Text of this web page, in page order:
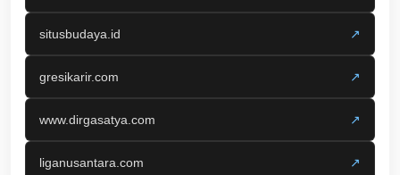
situsbudaya.id ↗
gresikarir.com ↗
www.dirgasatya.com ↗
liganusantara.com ↗